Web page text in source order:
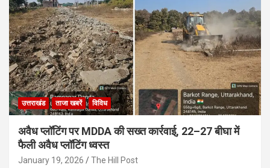
उत्तराखंड ताजा खबरें विविध
अवैध प्लॉटिंग पर MDDA की सख्त कार्रवाई, 22–27 बीघा में
फैली अवैध प्लॉटिंग ध्वस्त
January 19, 2026 The Hill Post